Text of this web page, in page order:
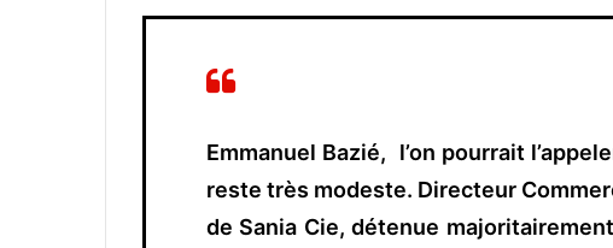
Emmanuel Bazié, l’on pourrait
reste très modeste. Directeur
de Sania Cie, détenue